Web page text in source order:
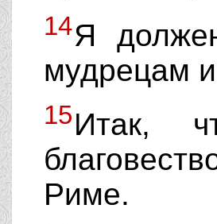
14Я
мудрецам
15Итак,
Риме.